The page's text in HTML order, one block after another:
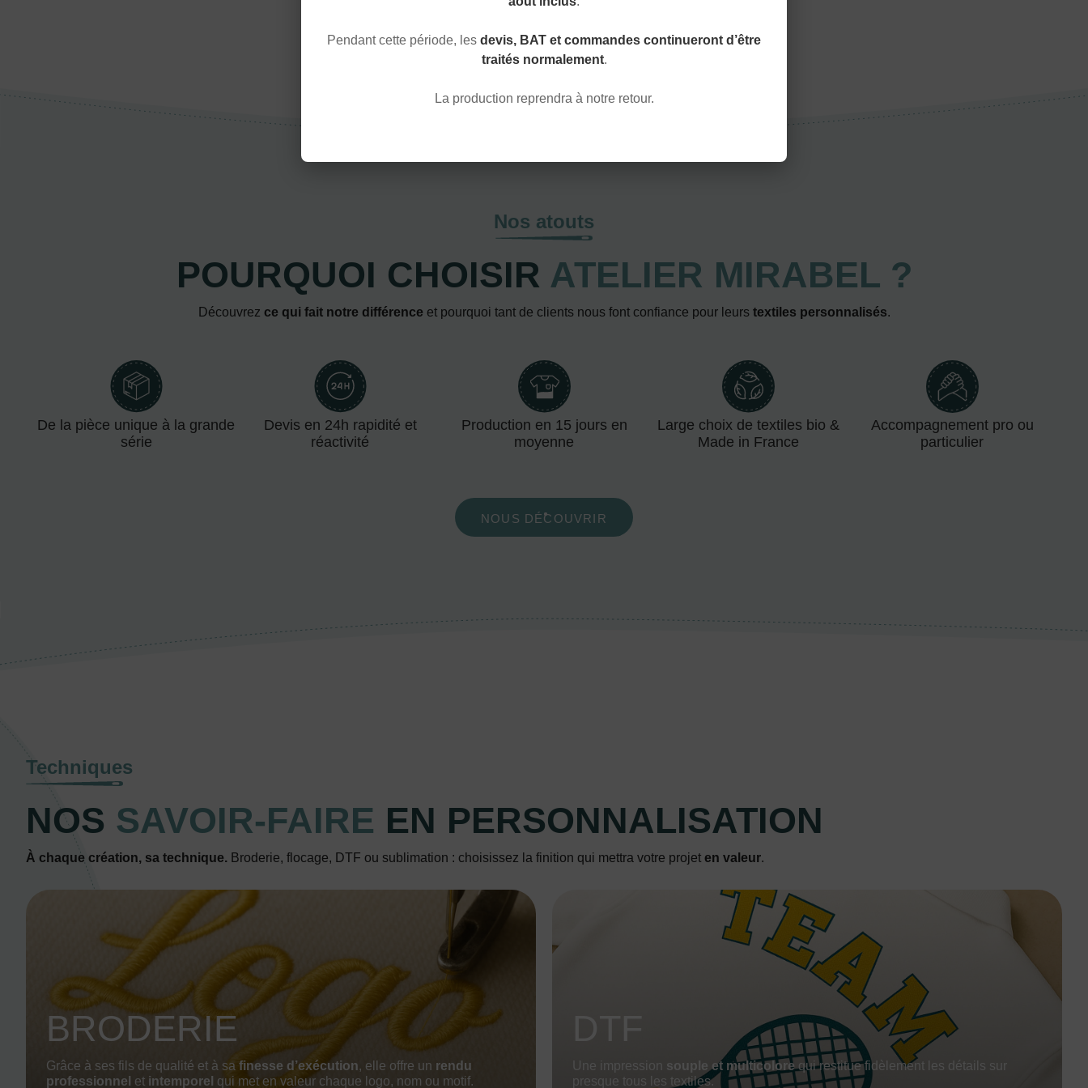
Pendant cette période, les devis, BAT et commandes continueront d’être
traités normalement.
La production reprendra à notre retour.
Nos atouts
POURQUOI CHOISIR ATELIER MIRABEL ?
Découvrez ce qui fait notre différence et pourquoi tant de clients nous font confiance pour leurs textiles personnalisés.
De la pièce unique à la grande
série
Devis en 24h rapidité et
réactivité
Production en 15 jours en
moyenne
Large choix de textiles bio &
Made in France
Accompagnement pro ou
particulier
NOUS DÉCOUVRIR
Techniques
NOS SAVOIR-FAIRE EN PERSONNALISATION
À chaque création, sa technique. Broderie, flocage, DTF ou sublimation : choisissez la finition qui mettra votre projet en valeur.
BRODERIE
Grâce à ses fils de qualité et à sa finesse d’exécution, elle offre un rendu
professionnel et intemporel qui met en valeur chaque logo, nom ou motif.
DTF
Une impression souple et multicolorequi restitue fidèlement les détails sur
presque tous les textiles.